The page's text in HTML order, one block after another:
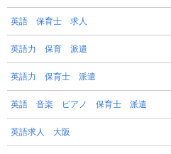
英語 保育士 求人
英語力 保育 派遣
英語力 保育士 派遣
英語 音楽 ピアノ 保育士 派遣
英語求人 大阪